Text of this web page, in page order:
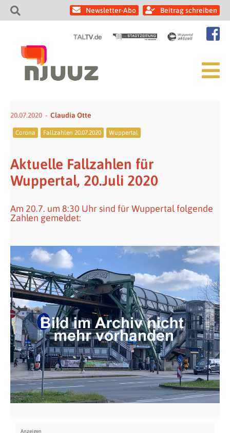
Newsletter-Abo Beitrag schreiben
20.07.2020 Claudia Otte
Corona Fallzahlen 20.07.2020 Wuppertal
Aktuelle Fallzahlen für
Wuppertal, 20.Juli 2020
Am 20.7. um 8:30 Uhr sind für Wuppertal folgende
Zahlen gemeldet: